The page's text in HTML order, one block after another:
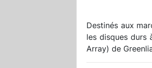
Destinés aux
les disques durs
Array) de